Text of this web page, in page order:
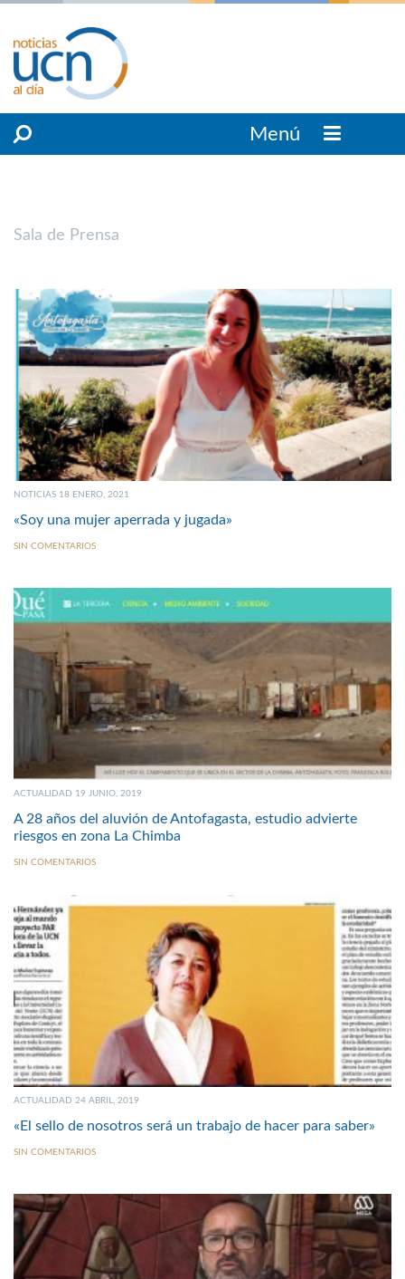
Menú
Sala de Prensa
NOTICIAS 18 ENERO, 2021
«Soy una mujer aperrada y jugada»
SIN COMENTARIOS
ACTUALIDAD 19 JUNIO, 2019
A 28 años del aluvión de Antofagasta, estudio advierte
riesgos en zona La Chimba
SIN COMENTARIOS
ACTUALIDAD 24 ABRIL, 2019
«El sello de nosotros será un trabajo de hacer para saber»
SIN COMENTARIOS